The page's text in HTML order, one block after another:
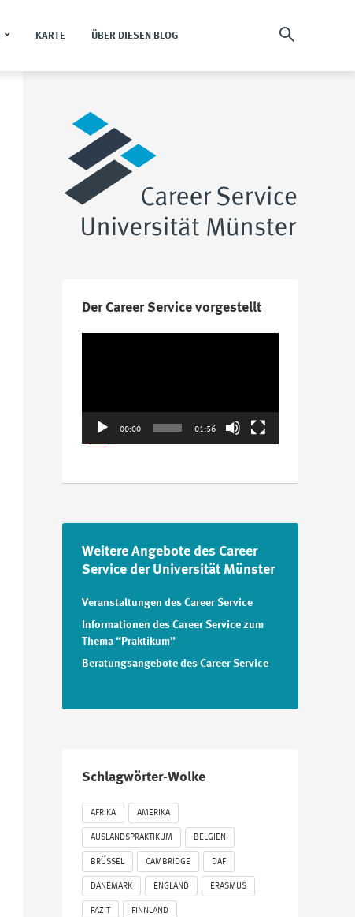
KARTE ÜBER DIESEN BLOG
Der Career Service vorgestellt
00:00 01:56
Weitere Angebote des Career
Service der Universität Münster
Veranstaltungen des Career Service
Informationen des Career Service zum
Thema “Praktikum”
Beratungsangebote des Career Service
Schlagwörter-Wolke
AFRIKA AMERIKA
AUSLANDSPRAKTIKUM BELGIEN
BRÜSSEL CAMBRIDGE DAF
DÄNEMARK ENGLAND ERASMUS
FAZIT FINNLAND